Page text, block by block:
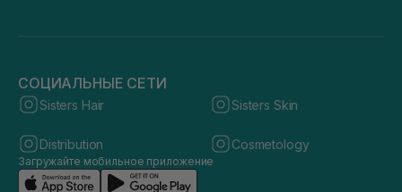
СОЦИАЛЬНЫЕ СЕТИ
Sisters Hair Sisters Skin
Distribution Cosmetology
Загружайте мобильное приложение